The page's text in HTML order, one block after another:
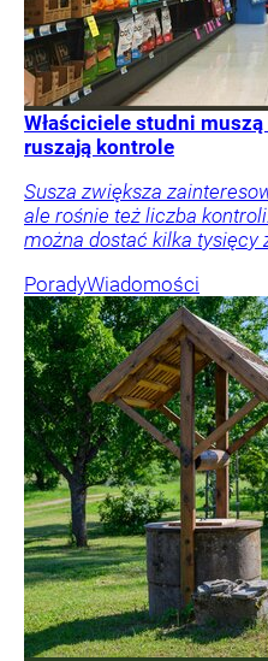
Właściciele studni muszą
ruszają kontrole
Susza zwiększa
ale rośnie też liczba
można dostać kilka tysięcy
PoradyWiadomości